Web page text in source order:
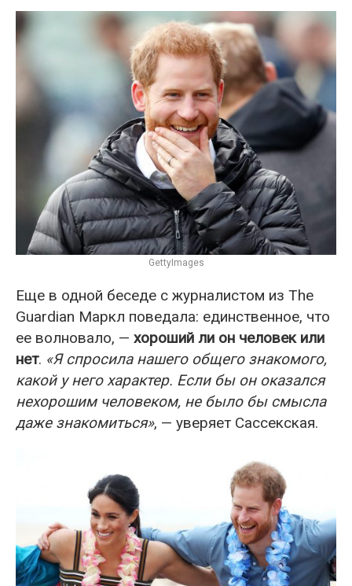
GettyImages
Еще в одной беседе с журналистом из The
Guardian Маркл поведала: единственное, что
ее волновало, — хороший ли он человек или
нет. «Я спросила нашего общего знакомого,
какой у него характер. Если бы он оказался
нехорошим человеком, не было бы смысла
даже знакомиться», — уверяет Сассекская.